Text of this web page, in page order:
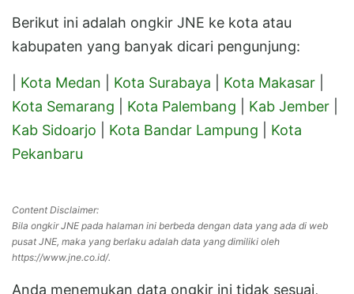
Berikut ini adalah ongkir JNE ke kota atau
kabupaten yang banyak dicari pengunjung:
Kota Medan Kota Surabaya Kota Makasar
Kota Semarang
Kota Palembang Kab Jember
Kab Sidoarjo
Kota Bandar Lampung
Kota
Pekanbaru
Content Disclaimer:
Bila ongkir JNE pada halaman ini berbeda dengan data yang ada di web
pusat JNE, maka yang berlaku adalah data yang dimiliki oleh
https://www.jne.co.id/.
Anda menemukan data ongkir ini tidak sesuai,